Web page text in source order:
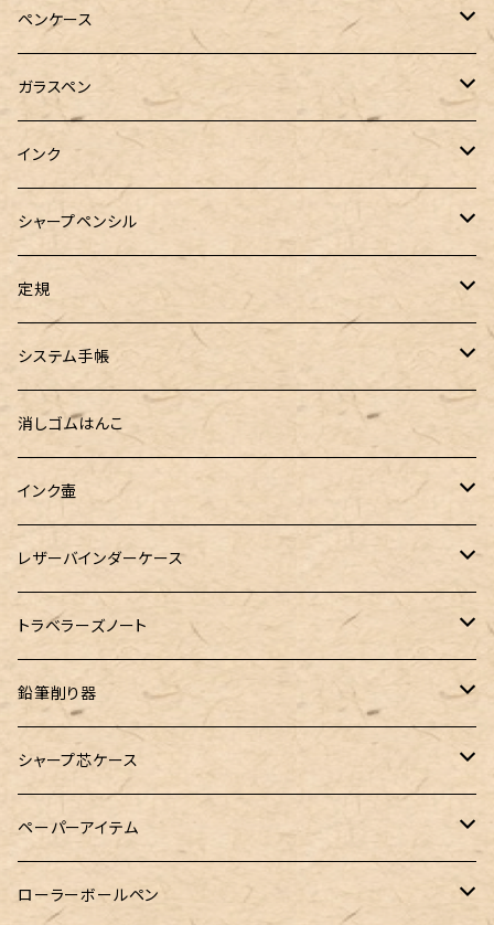
PILOT（パイロット）
万年筆用コンバーター
SAILOR（セーラー）
PLATINUM（プラチナ）
BENU（ベヌー）
PARKER（パーカー）
Kaweco（カヴェコ）
AURORA（アウロラ）
LAMY（ラミー）
フェリスホイールプレス
大西製作所
染色カクノ
TWSBI（ツイスビー）
Ystudio（ワイスタジオ）
Nahvalur(ナーヴァル)
オリジナルボールペン
Pelikan（ペリカン）
マルチペン
PILOT（パイロット）
SAILOR（セーラー）
Caran d'Ache（カランダッシュ）
Kaweco（カヴェコ）
富士瘤クラフト
100% Pencillest 真鍮ペン
フェリスホイールプレス
BENJA メノルカペン
Fisher（フィッシャー）
HUGO BOSS（ヒューゴボス）
Sheaffer（シェーファー）
マーベラスウッド
ペンケース
バハギア & クラフト
ラウンドジップペンケース
ロールペンケース
&Liebe(アンドリーベ)
シーカンパニー
LOONLOON（ルンルン）
ラダイト
PARLEY (パーリィー)
ガルフストリーム
NAGASAWA（ナガサワ）
PILOT（パイロット）
アシュフォード
スリップオン
Kaweco（カヴェコ）
Ystudio（ワイスタジオ）
ガラスペン
工芸装置
ペンネジューク オリジナル（予約品）
ペンネジューク オリジナル（在庫品）
セミオーダーガラスペン（予約品）
指だけで書けるガラスペン（予約品）
書籍
佐瀬工業所
リュリュ
セキセイ
寺西化学工業
ガラス工房 LUC
ガラス工房 SAYORI
GLASS STUDIO しなぷす
アトリグラス
エルバン
インク
オリジナルインク
Tono&Lims
インクガチャ
セーラー万年筆
100色インク工房
ゆらめくink
PILOT
色彩雫
フェリスホイールプレス
10mlインク
20mlインク
限定インク
Pelican
インクガチャ
PLATINUM（プラチナ）
シャープペンシル
富士瘤クラフト
こぶた工房
Steef&Co. (スティーフ)
ST Draft 短軸
ST Draft 全軸
PG Mk2
マーベラスウッド
バディ
マーベラスシャープ
バディ【Mark II(マークツー)】
カヴェコ
カランダッシュ
ロットリング
プラチナ
早川式繰出鉛筆
三菱鉛筆
クルトガ ウッド
ぺんてる
定規
Ystudio（ワイスタジオ）
ミドリカンパニー
ラダイト
Ruk (ルカ)
LOGステーショナリー
システム手帳
プロッター
ミニ5サイズ
ミニ6サイズ
ナローサイズ
ダヴィンチ ロロマクラシック
ファイロファックス
アシュフォード
消しゴムはんこ
インク壷
白石ガラス工房
フェリスホイールプレス
レザーバインダーケース
PLOTTER
トラベラーズノート
スターターキット
リフィル・カスタマイズパーツ
鉛筆削り器
コヒノール
シャープ芯ケース
Ystudio（ワイスタジオ）
ラダイト
ペーパーアイテム
ヌルリフィル
ローラーボールペン